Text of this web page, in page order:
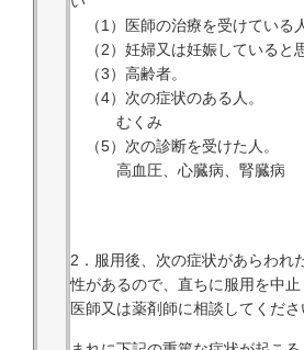
（1）医師の治療を受けている人
（2）妊婦又は妊娠していると
（3）高齢者。
（4）次の症状のある人。
むくみ
（5）次の診断を受けた人。
高血圧、心臓病、腎臓病
2．服用後、次の症状があらわれ
性があるので、直ちに服用を中
医師又は薬剤師に相談してくださ